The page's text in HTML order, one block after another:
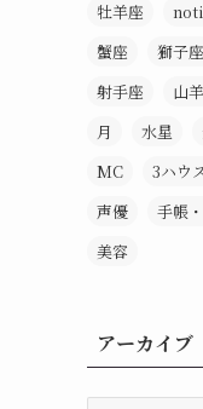
牡羊座
蟹座
獅子座
射手座
山
月
水星
MC
3ハウ
声優
手帳
美容
アーカイブ